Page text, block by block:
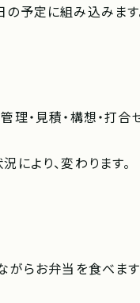
予定に組み込みます
理・見積・構想・打合
により、変わります。
がらお弁当を食べます